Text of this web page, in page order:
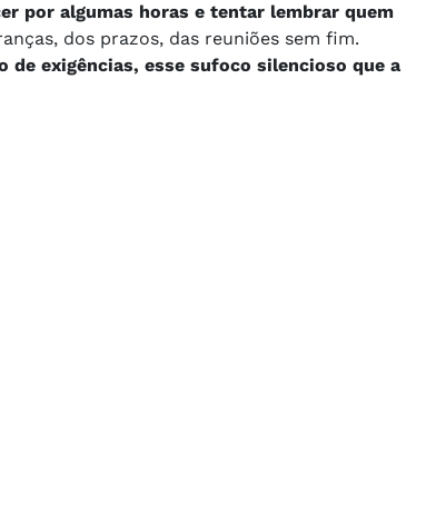
por algumas horas e tentar lembrar quem
dos prazos, das reuniões sem fim.
de exigências, esse sufoco silencioso que a